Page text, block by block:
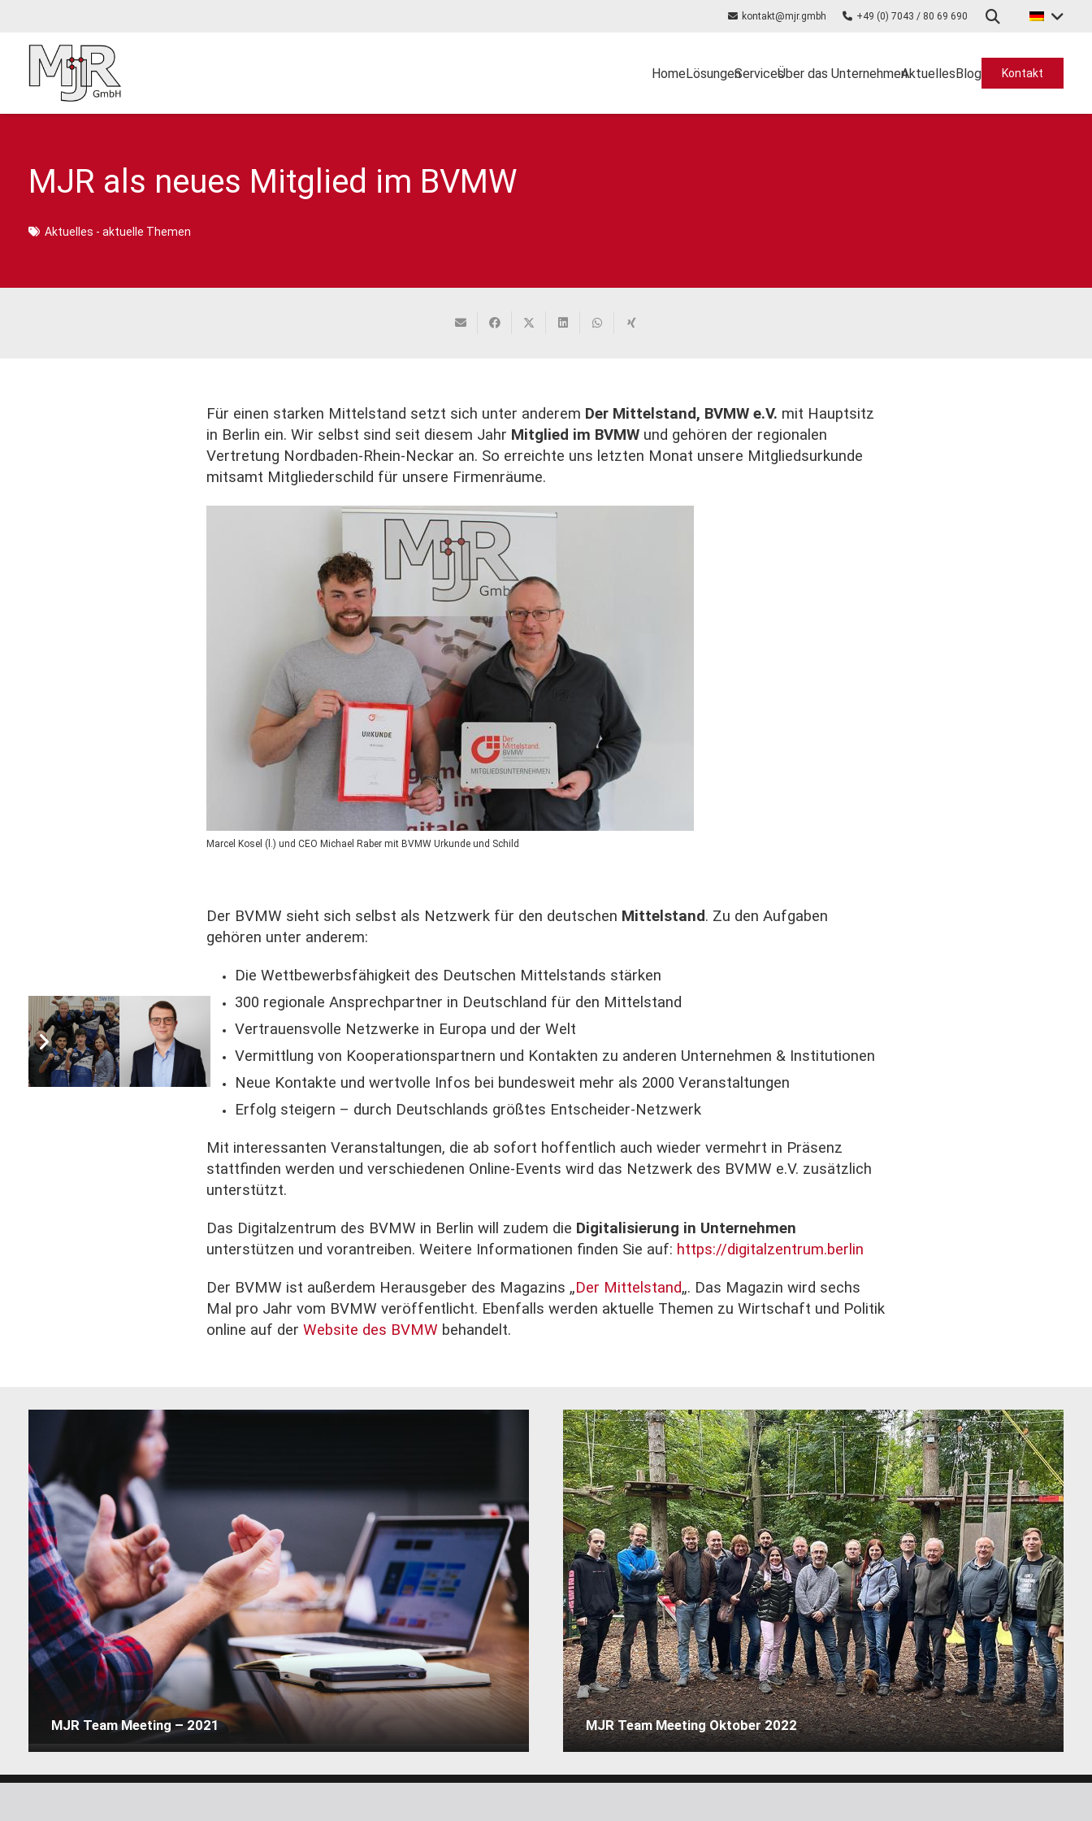
kontakt@mjr.gmbh +49 (0) 7043 / 80 69 690
HomeLösungenServicesÜber das UnternehmenAktuellesBlog Kontakt
MJR als neues Mitglied im BVMW
Aktuelles - aktuelle Themen
Für einen starken Mittelstand setzt sich unter anderem Der Mittelstand, BVMW e.V. mit Hauptsitz
in Berlin ein. Wir selbst sind seit diesem Jahr Mitglied im BVMW und gehören der regionalen
Vertretung Nordbaden-Rhein-Neckar an. So erreichte uns letzten Monat unsere Mitgliedsurkunde
mitsamt Mitgliederschild für unsere Firmenräume.
Marcel Kosel (l.) und CEO Michael Raber mit BVMW Urkunde und Schild
Der BVMW sieht sich selbst als Netzwerk für den deutschen Mittelstand. Zu den Aufgaben
gehören unter anderem:
Die Wettbewerbsfähigkeit des Deutschen Mittelstands stärken
300 regionale Ansprechpartner in Deutschland für den Mittelstand
Vertrauensvolle Netzwerke in Europa und der Welt
Vermittlung von Kooperationspartnern und Kontakten zu anderen Unternehmen & Institutionen
Neue Kontakte und wertvolle Infos bei bundesweit mehr als 2000 Veranstaltungen
Erfolg steigern – durch Deutschlands größtes Entscheider-Netzwerk
Mit interessanten Veranstaltungen, die ab sofort hoffentlich auch wieder vermehrt in Präsenz
stattfinden werden und verschiedenen Online-Events wird das Netzwerk des BVMW e.V. zusätzlich
unterstützt.
Das Digitalzentrum des BVMW in Berlin will zudem die Digitalisierung in Unternehmen
unterstützen und vorantreiben. Weitere Informationen finden Sie auf: https://digitalzentrum.berlin
Der BVMW ist außerdem Herausgeber des Magazins „Der Mittelstand„. Das Magazin wird sechs
Mal pro Jahr vom BVMW veröffentlicht. Ebenfalls werden aktuelle Themen zu Wirtschaft und Politik
online auf derWebsite des BVMW behandelt.
MJR Team Meeting – 2021 MJR Team Meeting Oktober 2022